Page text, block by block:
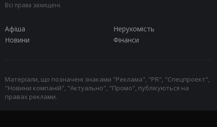
Всі права захищені.
Афіша
Нерухомість
Новини
Фінанси
Матеріали, що позначені знаками "Реклама", "PR", "Спецпроект",
"Новини компаній", "Актуально", "Промо", публікуються на
правах реклами.